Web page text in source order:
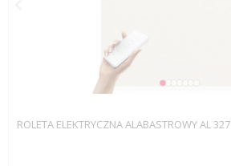
ROLETA ELEKTRYCZNA ALABASTROWY AL 327